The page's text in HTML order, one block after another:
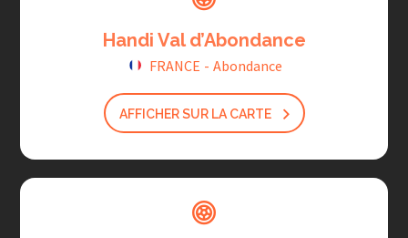
Handi Val d’Abondance
FRANCE - Abondance
AFFICHER SUR LA CARTE